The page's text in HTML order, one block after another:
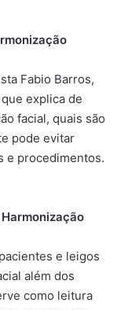
Fabio Barros,
explica de
facial, quais são
pode evitar
e procedimentos.
e leigos
além dos
como leitura